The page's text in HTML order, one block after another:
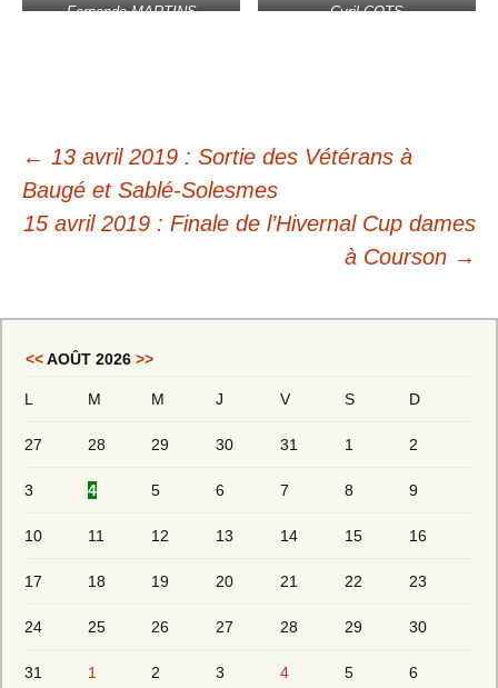
Fernando MARTINS Cyril COTS
← 13 avril 2019 : Sortie des Vétérans à
Baugé et Sablé-Solesmes
15 avril 2019 : Finale de l’Hivernal Cup dames
à Courson →
<<AOÛT 2026 >>
L M M J V S D
27 28 29 30 31 1 2
3 4 5 6 7 8 9
10 11 12 13 14 15 16
17 18 19 20 21 22 23
24 25 26 27 28 29 30
31 1 2 3 4 5 6